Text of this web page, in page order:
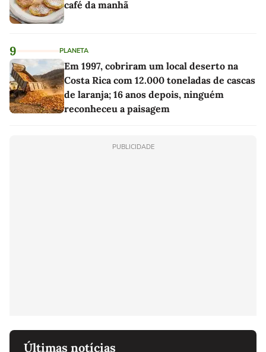
café da manhã
9 PLANETA
Em 1997, cobriram um local deserto na
Costa Rica com 12.000 toneladas de cascas
de laranja; 16 anos depois, ninguém
reconheceu a paisagem
PUBLICIDADE
Últimas notícias